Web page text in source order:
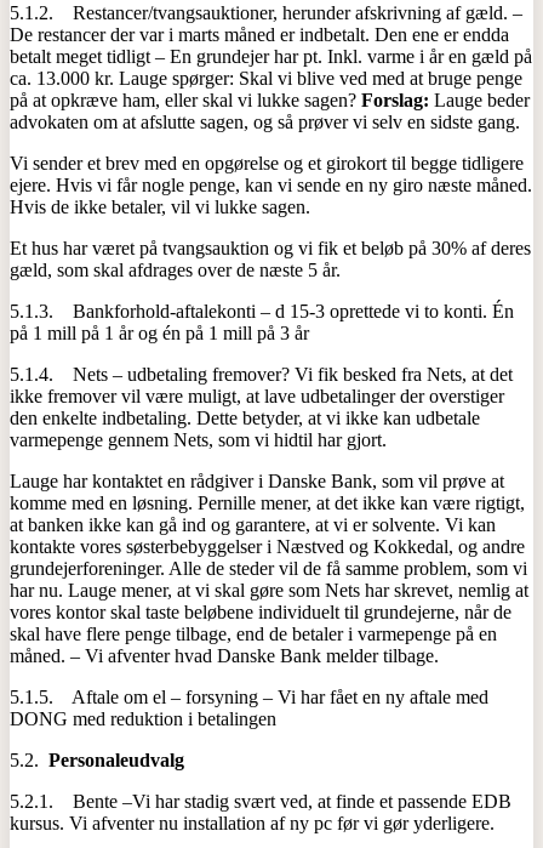
5.1.2. Restancer/tvangsauktioner, herunder afskrivning af gæld. –
De restancer der var i marts måned er indbetalt. Den ene er endda
betalt meget tidligt – En grundejer har pt. Inkl. varme i år en gæld på
ca. 13.000 kr. Lauge spørger: Skal vi blive ved med at bruge penge
på at opkræve ham, eller skal vi lukke sagen? Forslag: Lauge beder
advokaten om at afslutte sagen, og så prøver vi selv en sidste gang.
Vi sender et brev med en opgørelse og et girokort til begge tidligere
ejere. Hvis vi får nogle penge, kan vi sende en ny giro næste måned.
Hvis de ikke betaler, vil vi lukke sagen.
Et hus har været på tvangsauktion og vi fik et beløb på 30% af deres
gæld, som skal afdrages over de næste 5 år.
5.1.3. Bankforhold-aftalekonti – d 15-3 oprettede vi to konti. Én
på 1 mill på 1 år og én på 1 mill på 3 år
5.1.4. Nets – udbetaling fremover? Vi fik besked fra Nets, at det
ikke fremover vil være muligt, at lave udbetalinger der overstiger
den enkelte indbetaling. Dette betyder, at vi ikke kan udbetale
varmepenge gennem Nets, som vi hidtil har gjort.
Lauge har kontaktet en rådgiver i Danske Bank, som vil prøve at
komme med en løsning. Pernille mener, at det ikke kan være rigtigt,
at banken ikke kan gå ind og garantere, at vi er solvente. Vi kan
kontakte vores søsterbebyggelser i Næstved og Kokkedal, og andre
grundejerforeninger. Alle de steder vil de få samme problem, som vi
har nu. Lauge mener, at vi skal gøre som Nets har skrevet, nemlig at
vores kontor skal taste beløbene individuelt til grundejerne, når de
skal have flere penge tilbage, end de betaler i varmepenge på en
måned. – Vi afventer hvad Danske Bank melder tilbage.
5.1.5. Aftale om el – forsyning – Vi har fået en ny aftale med
DONG med reduktion i betalingen
5.2. Personaleudvalg
5.2.1. Bente –Vi har stadig svært ved, at finde et passende EDB
kursus. Vi afventer nu installation af ny pc før vi gør yderligere.